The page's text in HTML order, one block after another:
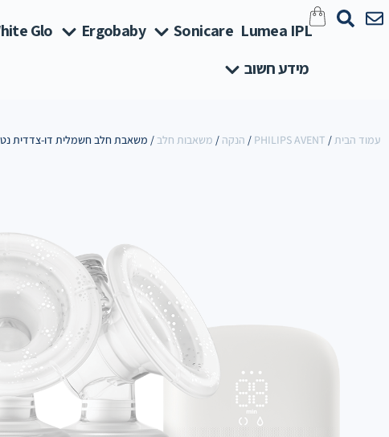
Lumea IPL
Sonicare
Ergobaby
Glo
מידע חשוב
עמוד הבית/
PHILIPS AVENT
/ הנקה / משאבות חלב / משאבת חלב חשמלית דו-צדדית